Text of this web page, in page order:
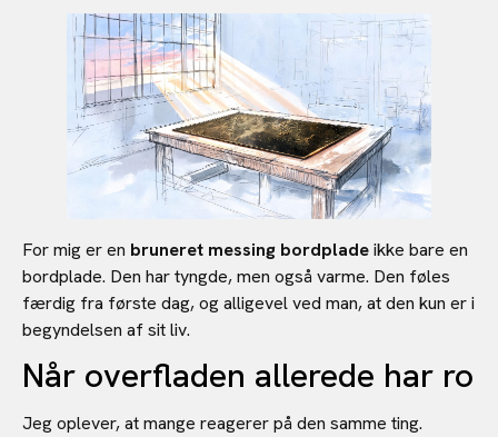
For mig er en bruneret messing bordpladeikke bare en
bordplade. Den har tyngde, men også varme. Den føles
færdig fra første dag, og alligevel ved man, at den kun er i
begyndelsen af sit liv.
Når overfladen allerede har ro
Jeg oplever, at mange reagerer på den samme ting.